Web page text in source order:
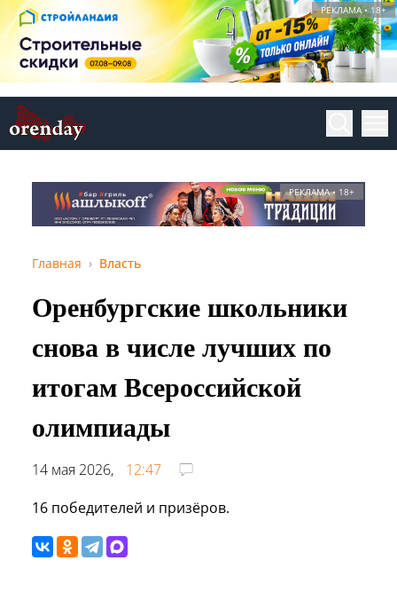
РЕКЛАМА • 18+
РЕКЛАМА • 18+
Главная Власть
Оренбургские школьники
снова в числе лучших по
итогам Всероссийской
олимпиады
14 мая 2026,
12:47
16 победителей и призёров.